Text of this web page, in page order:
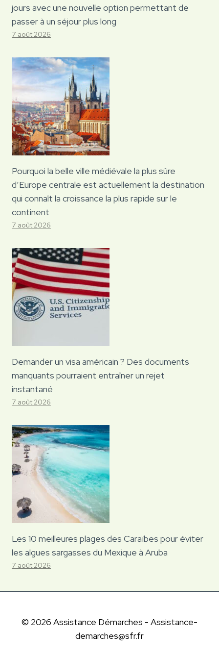
jours avec une nouvelle option permettant de
passer à un séjour plus long
7 août 2026
Pourquoi la belle ville médiévale la plus sûre
d’Europe centrale est actuellement la destination
qui connaît la croissance la plus rapide sur le
continent
7 août 2026
Demander un visa américain ? Des documents
manquants pourraient entraîner un rejet
instantané
7 août 2026
Les 10 meilleures plages des Caraïbes pour éviter
les algues sargasses du Mexique à Aruba
7 août 2026
© 2026 Assistance Démarches - Assistance-
demarches@sfr.fr